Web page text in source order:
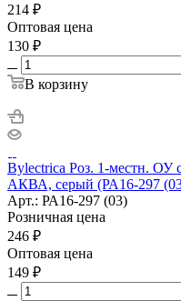
214 ₽
Оптовая цена
130 ₽
В корзину
Bylectrica Роз. 1-местн.
АКВА, серый (РА16-297
Арт.: РА16-297 (03)
Розничная цена
246 ₽
Оптовая цена
149 ₽